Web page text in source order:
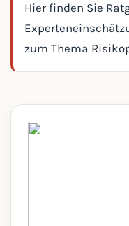
Hier finden Sie
zum Thema